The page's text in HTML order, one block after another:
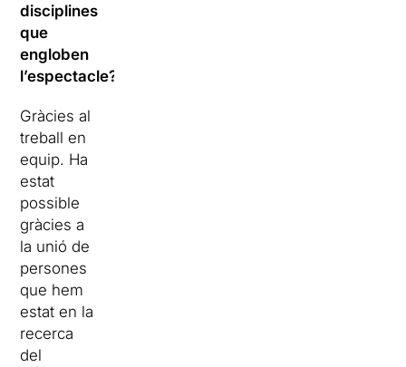
disciplines
que
engloben
l’espectacle?
Gràcies al
treball en
equip. Ha
estat
possible
gràcies a
la unió de
persones
que hem
estat en la
recerca
del